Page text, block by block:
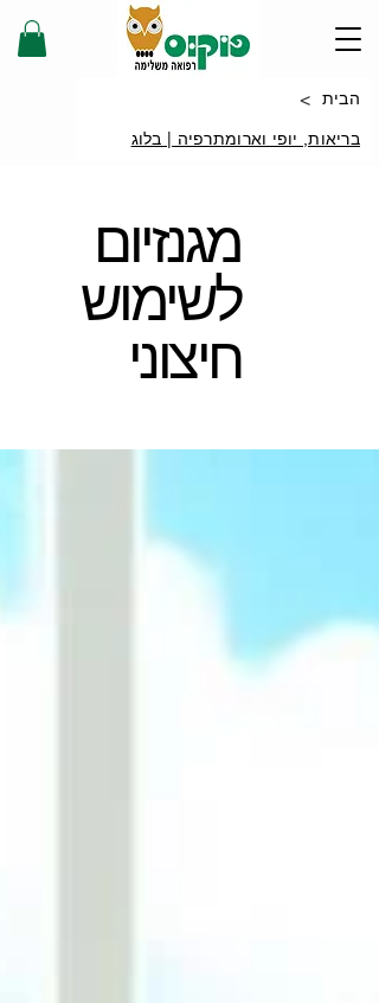
הבית >
בריאות, יופי וארומתרפיה | בלוג
מגנזיום
לשימוש
חיצוני